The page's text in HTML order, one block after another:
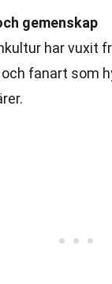
gemenskap
har vuxit
fanart som